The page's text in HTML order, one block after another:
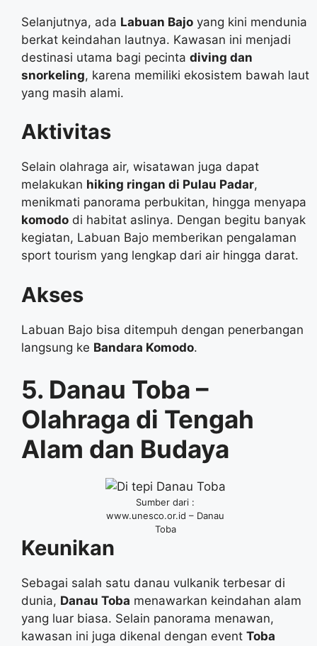
Selanjutnya, ada Labuan Bajo yang kini mendunia
berkat keindahan lautnya. Kawasan ini menjadi
destinasi utama bagi pecinta diving dan
snorkeling, karena memiliki ekosistem bawah laut
yang masih alami.
Aktivitas
Selain olahraga air, wisatawan juga dapat
melakukan hiking ringan di Pulau Padar,
menikmati panorama perbukitan, hingga menyapa
komodo di habitat aslinya. Dengan begitu banyak
kegiatan, Labuan Bajo memberikan pengalaman
sport tourism yang lengkap dari air hingga darat.
Akses
Labuan Bajo bisa ditempuh dengan penerbangan
langsung ke Bandara Komodo.
5. Danau Toba –
Olahraga di Tengah
Alam dan Budaya
Sumber dari :
www.unesco.or.id – Danau
Toba
Keunikan
Sebagai salah satu danau vulkanik terbesar di
dunia, Danau Toba menawarkan keindahan alam
yang luar biasa. Selain panorama menawan,
kawasan ini juga dikenal dengan event Toba